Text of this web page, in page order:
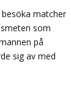
matcher
som
på
sig av med